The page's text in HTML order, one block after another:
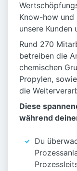
Know-how
unsere Kunden
Rund 270
betreiben die
chemischen
Propylen,
die
Diese
während
Du